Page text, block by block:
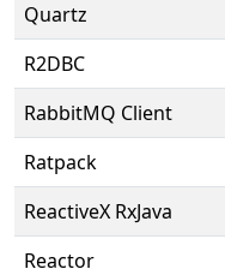
Quartz
R2DBC
RabbitMQ Client
Ratpack
ReactiveX RxJava
Reactor